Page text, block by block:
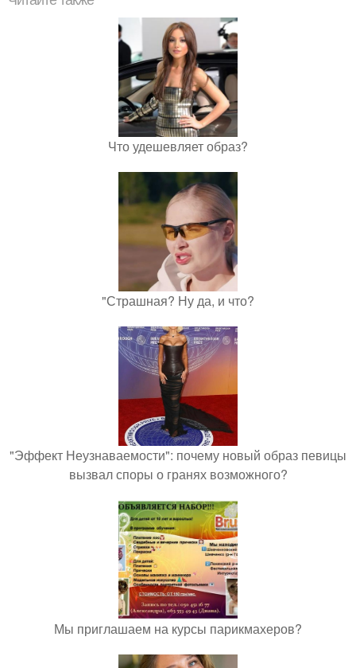
Что удешевляет образ?
"Страшная? Ну да, и что?
"Эффект Неузнаваемости": почему новый образ певицы
вызвал споры о гранях возможного?
Мы приглашаем на курсы парикмахеров?